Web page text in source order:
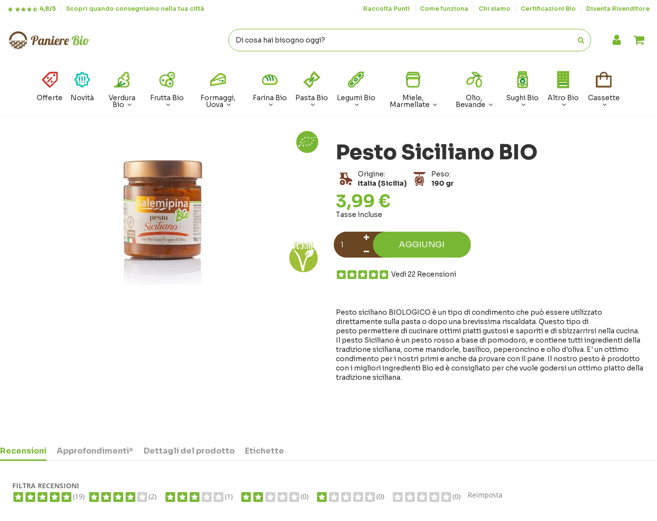
4,8/5 Scopri quando consegniamo nella tua città Raccolta Punti Come funziona Chi siamo Certificazioni Bio Diventa Rivenditore
Offerte Novità Verdura
Bio
Frutta Bio Formaggi,
Uova
Farina Bio Pasta Bio Legumi Bio Miele,
Marmellate
Olio,
Bevande
Sughi Bio Altro Bio Cassette
Pesto Siciliano BIO
Origine:
Italia (Sicilia)
Peso:
190 gr
3,99 €
Tasse incluse
AGGIUNGI
Vedi 22 Recensioni
Pesto siciliano BIOLOGICO è un tipo di condimento che può essere utilizzato
direttamente sulla pasta o dopo una brevissima riscaldata. Questo tipo di
pesto permettere di cucinare ottimi piatti gustosi e saporiti e di sbizzarrirsi nella cucina.
Il pesto Siciliano è un pesto rosso a base di pomodoro, e contiene tutti ingredienti della
tradizione siciliana, come mandorle, basilico, peperoncino e olio d'oliva. E' un ottimo
condimento per i nostri primi e anche da provare con il pane. Il nostro pesto è prodotto
con i migliori ingredienti Bio ed è consigliato per che vuole godersi un ottimo piatto della
tradizione siciliana.
Recensioni Approfondimenti* Dettagli del prodotto Etichette
FILTRA RECENSIONI
(19)
(2) (1) (0) (0) (0) Reimposta